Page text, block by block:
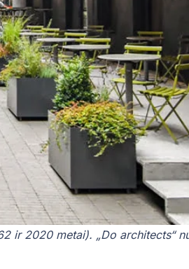
ir 2020 metai). „Do architects“